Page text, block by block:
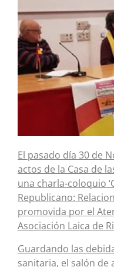
El pasado día 30 de
actos de la Casa de
una charla-coloquio
Republicano:
promovida por el
Asociación Laica de
Guardando las
sanitaria, el salón de